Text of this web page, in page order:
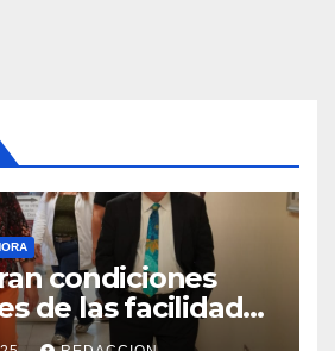
condiciones
de las facilidades
de la Salud